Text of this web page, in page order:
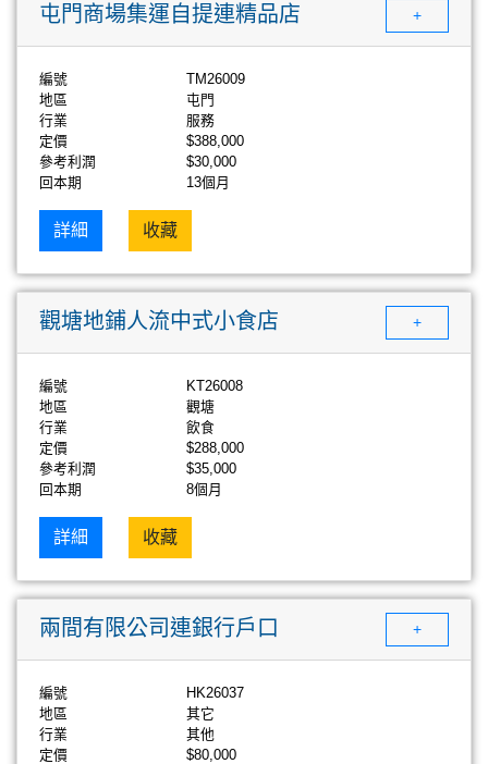
屯門商場集運自提連精品店 +
編號
TM26009
地區
屯門
行業
服務
定價
$388,000
參考利潤
$30,000
回本期
13個月
詳細 收藏
觀塘地鋪人流中式小食店 +
編號
KT26008
地區
觀塘
行業
飲食
定價
$288,000
參考利潤
$35,000
回本期
8個月
詳細 收藏
兩間有限公司連銀行戶口 +
編號
HK26037
地區
其它
行業
其他
定價
$80,000